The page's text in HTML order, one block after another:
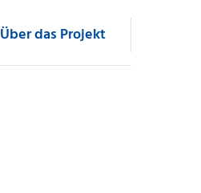
Über das Projekt